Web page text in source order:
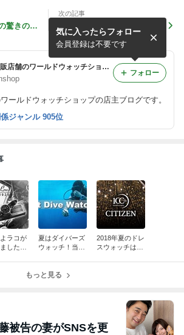
驚きの耐
次の記事
ニクソン時計のペニンシュラ
サウスコレクションがかっこ
いい！
腕時計の通販店舗のワールドウォッチショップの店主ブログ
ールドウォッチショップの店主ブログです。
気に入ったらフォロー
会員登録は不要です
フォロー
ジャンル 905位
ラコが
した！
夏はダイバーズ
ウォッチ！当店
2018年夏のドレ
スウォッチはシ
もっと見る
被告の妻がSNSを更